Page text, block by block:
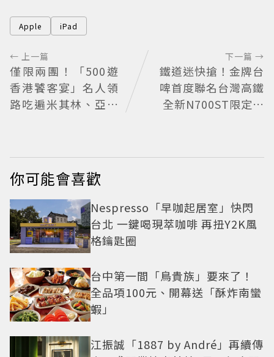
Apple iPad
← 上一篇
僅限兩團！「500遊
香港饕客宴」名人領
路吃遍米其林、亞洲
下一篇 →
鐵道迷快搶！金牌台
啤首度聯名台灣高鐵
全新N700ST限定罐
你可能會喜歡
Nespresso「早咖起居室」快閃
台北 一鍵喝現萃咖啡 再扭Y2K風
格鑰匙圈
台中第一間「鳥貴族」要來了！
全品項100元、開幕送「酥炸南蠻
蝦」
江振誠「1887 by André」再續傳